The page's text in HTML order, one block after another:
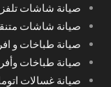
صيانة شاشات
صيانة شاشات
صيانة طباخات و
صيانة طباخات
صيانة غسالات